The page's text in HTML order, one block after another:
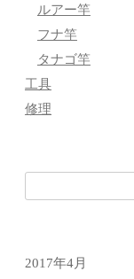
ルアー竿
フナ竿
タナゴ竿
工具
修理
2017年4月